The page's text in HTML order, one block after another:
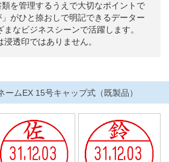
を管理するうえで大切なポイントで
がひと捺おしで明記できるデーター
なビジネスシーンで活躍します。
透印ではありません。
ームEX 15号キャップ式（既製品）